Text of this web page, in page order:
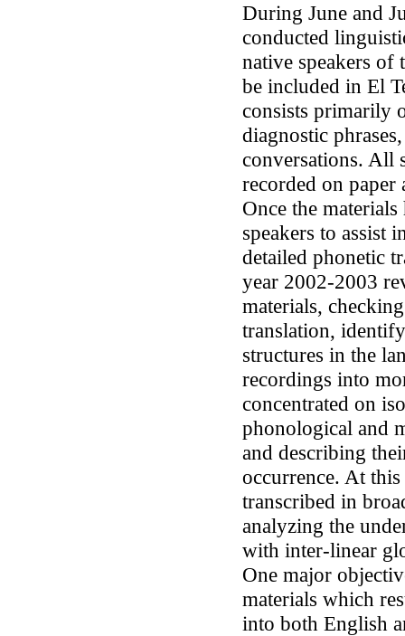
During June and
conducted
native speakers of
be included in El
consists primarily
diagnostic
conversations. All
recorded on paper
Once the
speakers to assist
detailed phonetic
year 2002-2003
materials,
translation,
structures in the
recordings into
concentrated on
phonological and
and describing
occurrence. At
transcribed in
analyzing the
with inter-linear
One major
materials which
into both English